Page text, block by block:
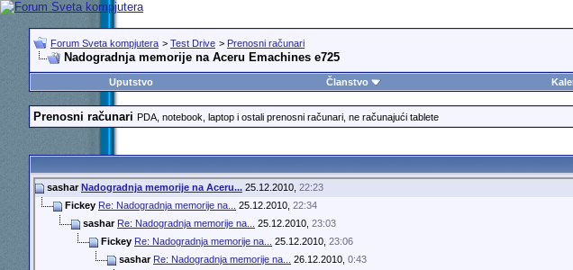
Forum Sveta kompjutera > Test Drive > Prenosni računari
Nadogradnja memorije na Aceru Emachines e725
Uputstvo
Članstvo
Prenosni računari PDA, notebook, laptop i ostali prenosni računari, ne računajući tablete
sashar Nadogradnja memorije na Aceru...25.12.2010, 22:23
Fickey Re: Nadogradnja memorije na... 25.12.2010, 22:34
sashar Re: Nadogradnja memorije na... 25.12.2010, 23:03
Fickey Re: Nadogradnja memorije na... 25.12.2010, 23:06
sashar Re: Nadogradnja memorije na... 26.12.2010, 0:43